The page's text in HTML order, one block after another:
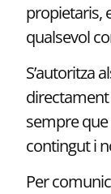
propietaris,
qualsevol
S’autoritza
sempre
contingut i
Per